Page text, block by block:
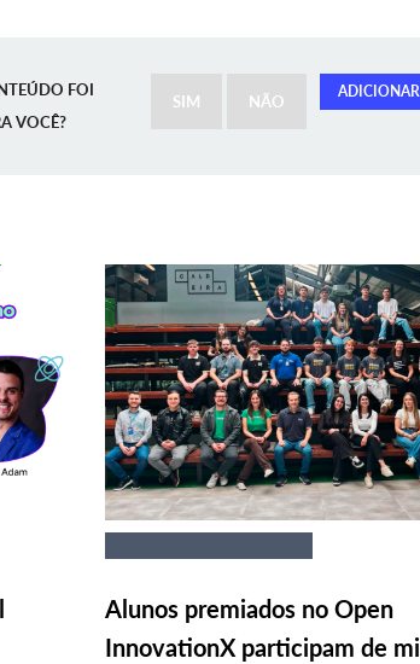
FOI
VOCÊ?
SIM NÃO
Alunos premiados no Open
InnovationX participam de